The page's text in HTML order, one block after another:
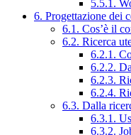
5.5.1.
6. Progettazione dei
6.1. Cos’è il
6.2. Ricerca
6.2.1.
6.2.2.
6.2.3.
6.2.4.
6.3. Dalla
6.3.1.
6.3.2.